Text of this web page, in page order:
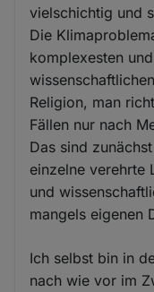
vielschichtig und
Die
komplexesten
Religion, man
Fällen nur nach
Das sind
einzelne verehrte
und
mangels eigenen
Ich selbst bin in
nach wie vor im